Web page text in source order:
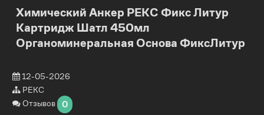
Химический Анкер РЕКС Фикс Литур
Картридж Шатл 450мл
Органоминеральная Основа ФиксЛитур
12-05-2026
РЕКС
Отзывов
0